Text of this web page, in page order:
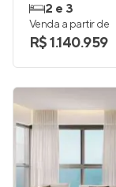
2 e 3
Venda a partir de
R$ 1.140.959